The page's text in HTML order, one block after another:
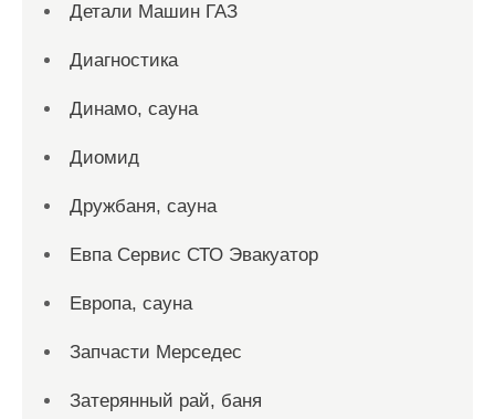
Детали Машин ГАЗ
Диагностика
Динамо, сауна
Диомид
Дружбаня, сауна
Евпа Сервис СТО Эвакуатор
Европа, сауна
Запчасти Мерседес
Затерянный рай, баня